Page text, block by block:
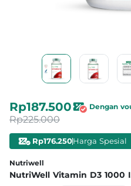
Nutriwell
NutriWell Vitamin D3 1000
Rp187.500 Dengan
Rp225.000
Rp176.250Harga Spesial